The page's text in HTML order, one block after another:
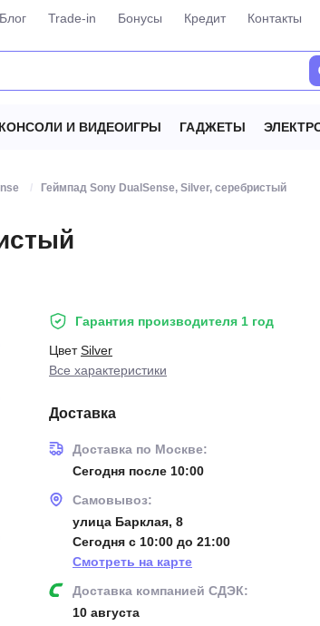
Блог Trade-in Бонусы Кредит Контакты
КОНСОЛИ И ВИДЕОИГРЫ ГАДЖЕТЫ
Геймпад Sony DualSense, Silver, серебристый
Гарантия производителя 1 год
ЦветSilver
Все характеристики
Доставка
Доставка по Москве:
Сегодня после 10:00
Самовывоз:
улица Барклая, 8
Сегодня с 10:00 до 21:00
Смотреть на карте
Доставка компанией СДЭК:
10 августа